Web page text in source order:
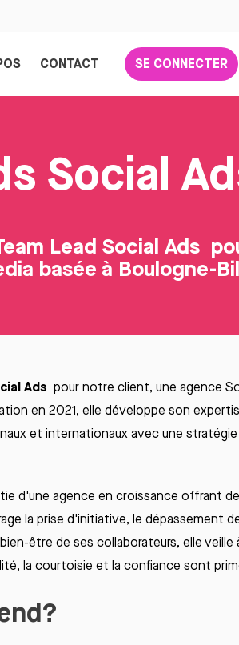
CONTACT SE CONNECTER
Social
Lead Social Ads
basée à Boulogne-
Ads pour notre client, une agence
en 2021, elle développe son
et internationauxavec une stratégie
d'une agence en croissance offrant
la prise d'initiative, le dépassement
être de ses collaborateurs, elleveille
, la courtoisie et la confiance sont
?